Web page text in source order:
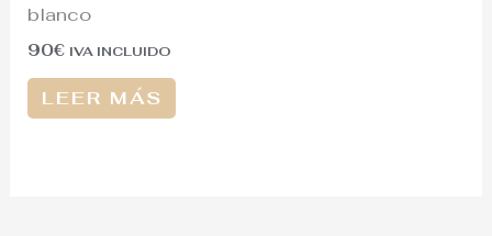
blanco
90€ IVA INCLUIDO
LEER MÁS